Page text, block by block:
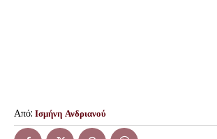
Από: Ισμήνη Ανδριανού